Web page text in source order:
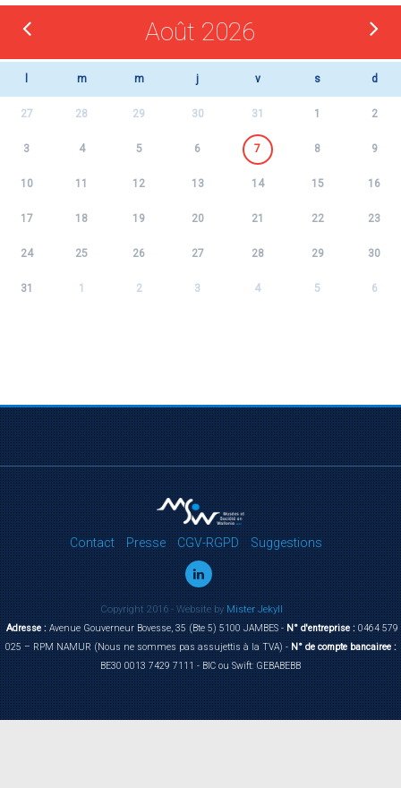
Août 2026
m m j v s d
27 28 29 30 31 1 2
3 4 5 6 7 8 9
10 11 12 13 14 15 16
17 18 19 20 21 22 23
24 25 26 27 28 29 30
31 1 2 3 4 5 6
Contact Presse CGV-RGPD Suggestions
Copyright 2016 - Website byMister Jekyll
Adresse :Avenue Gouverneur Bovesse, 35 (Bte 5) 5100 JAMBES -N° d'entreprise :0464 579
025 – RPM NAMUR (Nous ne sommes pas assujettis à la TVA) -N° de compte bancairee :
BE30 0013 7429 7111 - BIC ou Swift: GEBABEBB